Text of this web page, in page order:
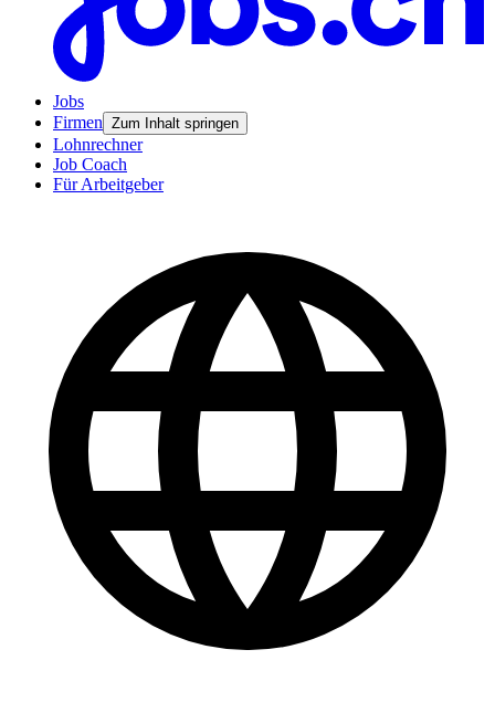
Jobs
Firmen Zum Inhalt springen
Lohnrechner
Job Coach
Für Arbeitgeber